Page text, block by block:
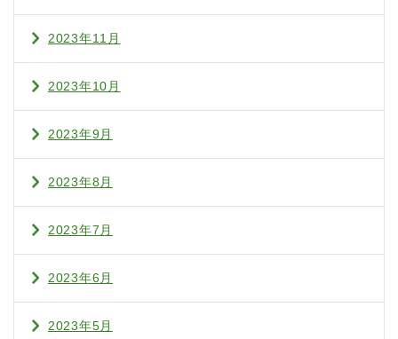
2023年11月
2023年10月
2023年9月
2023年8月
2023年7月
2023年6月
2023年5月